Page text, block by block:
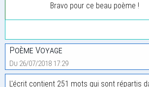
Bravo pour ce beau poème !
Poème Voyage
Du 26/07/2018 17:29
L'écrit contient 251 mots qui sont répartis